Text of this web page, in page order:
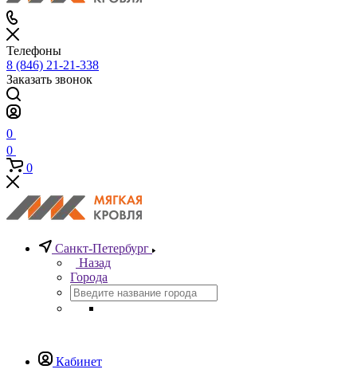
Телефоны
8 (846) 21-21-338
Заказать звонок
0
0
0
Санкт-Петербург
Назад
Города
Кабинет